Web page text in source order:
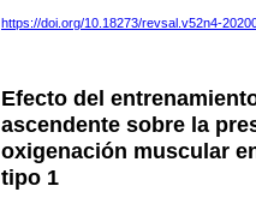
https://doi.org/10.18273/revsal.v52n4-
Efecto del
ascendente sobre la
oxigenación muscular
tipo 1